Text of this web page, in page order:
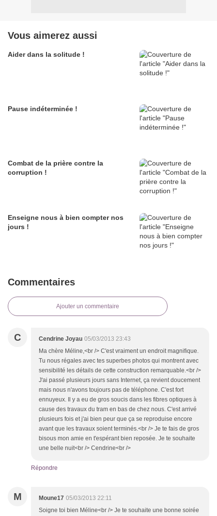
Vous aimerez aussi
Aider dans la solitude !
Pause indéterminée !
Combat de la prière contre la
corruption !
Enseigne nous à bien compter nos
jours !
Commentaires
Ajouter un commentaire
C Cendrine Joyau 05/03/2013 23:43
Ma chère Méline,<br /> C'est vraiment un endroit magnifique.
Tu nous régales avec tes superbes photos qui montrent avec
sensibilité les détails de cette construction remarquable.<br />
J'ai passé plusieurs jours sans Internet, ça revient doucement
mais nous n'avons toujours pas de téléphone. C'est fort
ennuyeux. Il y a eu de gros soucis dans les fibres optiques à
cause des travaux du tram en bas de chez nous. C'est arrivé
plusieurs fois et j'ai bien peur que ça se reproduise encore
avant que les travaux soient terminés.<br /> Je te fais de gros
bisous mon amie en t'espérant bien reposée. Je te souhaite
une belle nuit<br /> Cendrine<br />
Répondre
M Moune17 05/03/2013 22:11
Soigne toi bien Méline<br /> Je te souhaite une bonne soirée